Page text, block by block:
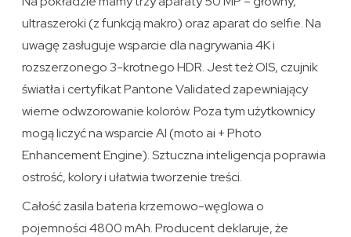
ultraszeroki (z funkcją makro) oraz aparat do selfie. Na
uwagę zasługuje wsparcie dla nagrywania 4K i
rozszerzonego 3-krotnego HDR. Jest też OIS, czujnik
światła i certyfikat Pantone Validated zapewniający
wierne odwzorowanie kolorów. Poza tym użytkownicy
mogą liczyć na wsparcie AI (moto ai + Photo
Enhancement Engine). Sztuczna inteligencja poprawia
ostrość, kolory i ułatwia tworzenie treści.
Całość zasila bateria krzemowo-węglowa o
pojemności 4800 mAh. Producent deklaruje, że